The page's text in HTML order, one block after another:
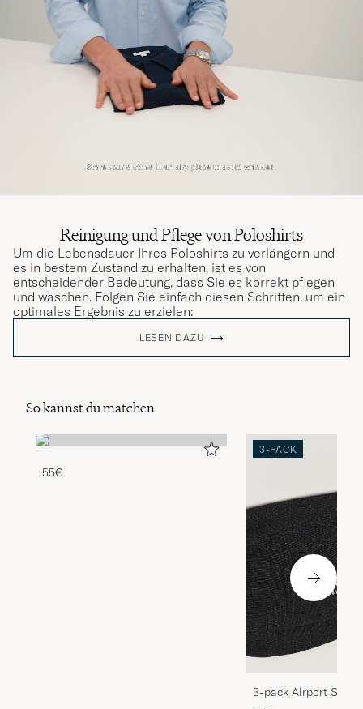
Reinigung und Pflege von Poloshirts
Um die Lebensdauer Ihres Poloshirts zu verlängern und
es in bestem Zustand zu erhalten, ist es von
entscheidender Bedeutung, dass Sie es korrekt pflegen
und waschen. Folgen Sie einfach diesen Schritten, um ein
optimales Ergebnis zu erzielen:
LESEN DAZU
So kannst du matchen
55€
3-PACK
3-pack Airport